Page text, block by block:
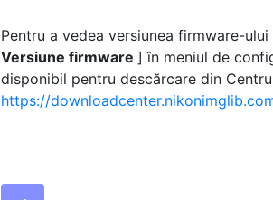
Pentru a vedea versiunea firmware-
Versiune firmware ] în meniul de
disponibil pentru descărcare din
https://